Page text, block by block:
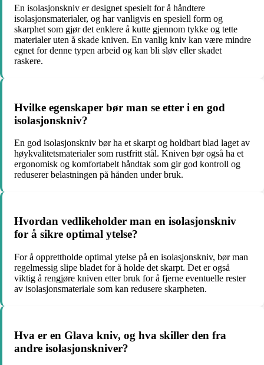
En isolasjonskniv er designet spesielt for å håndtere
isolasjonsmaterialer, og har vanligvis en spesiell form og
skarphet som gjør det enklere å kutte gjennom tykke og tette
materialer uten å skade kniven. En vanlig kniv kan være mindre
egnet for denne typen arbeid og kan bli sløv eller skadet
raskere.
Hvilke egenskaper bør man se etter i en god
isolasjonskniv?
En god isolasjonskniv bør ha et skarpt og holdbart blad laget av
høykvalitetsmaterialer som rustfritt stål. Kniven bør også ha et
ergonomisk og komfortabelt håndtak som gir god kontroll og
reduserer belastningen på hånden under bruk.
Hvordan vedlikeholder man en isolasjonskniv
for å sikre optimal ytelse?
For å opprettholde optimal ytelse på en isolasjonskniv, bør man
regelmessig slipe bladet for å holde det skarpt. Det er også
viktig å rengjøre kniven etter bruk for å fjerne eventuelle rester
av isolasjonsmateriale som kan redusere skarpheten.
Hva er en Glava kniv, og hva skiller den fra
andre isolasjonskniver?